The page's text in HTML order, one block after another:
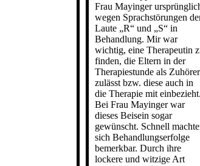
Frau Mayinger
wegen Sprachstörungen
Laute „R“ und „S“ in
Behandlung. Mir war
wichtig, eine Therapeutin
finden, die Eltern in der
Therapiestunde als Zuhörer
zulässt bzw. diese auch in
die Therapie mit einbezieht.
Bei Frau Mayinger war
dieses Beisein sogar
gewünscht. Schnell
sich Behandlungserfolge
bemerkbar. Durch ihre
lockere und witzige Art